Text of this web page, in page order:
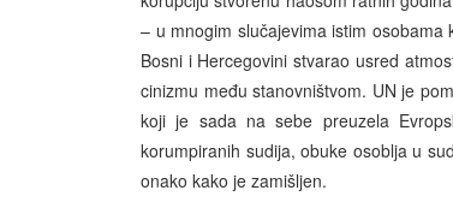
– u mnogim slučajevima istim
Bosni i Hercegovini stvarao usred
cinizmu među stanovništvom. UN je
koji je sada na sebe preuzela
korumpiranih sudija, obuke osoblja u
onako kako je zamišljen.